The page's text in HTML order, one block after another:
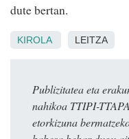
dute bertan.
KIROLA LEITZA
Publizitatea eta
nahikoa TTIPI-
etorkizuna